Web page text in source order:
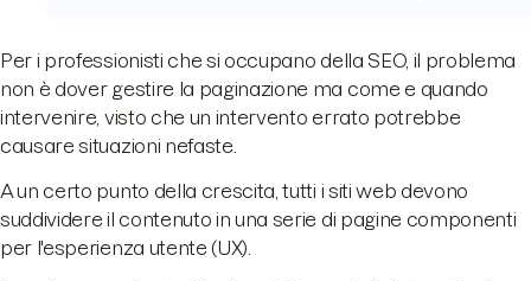
Per i professionisti che si occupano della SEO, il problema
non è dover gestire la paginazione ma come e quando
intervenire, visto che un intervento errato potrebbe
causare situazioni nefaste.
A un certo punto della crescita, tutti i siti web devono
suddividere il contenuto in una serie di pagine componenti
per l'esperienza utente (UX).